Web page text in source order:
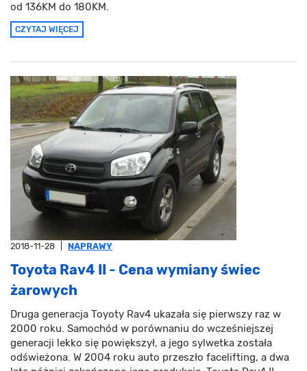
od 136KM do 180KM.
CZYTAJ WIĘCEJ
2018-11-28 NAPRAWY
Toyota Rav4 II - Cena wymiany świec
żarowych
Druga generacja Toyoty Rav4 ukazała się pierwszy raz w
2000 roku. Samochód w porównaniu do wcześniejszej
generacji lekko się powiększył, a jego sylwetka została
odświeżona. W 2004 roku auto przeszło facelifting, a dwa